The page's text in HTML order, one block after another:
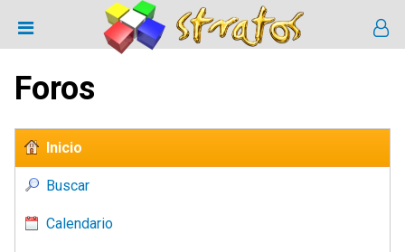
Foros
Inicio
Buscar
Calendario